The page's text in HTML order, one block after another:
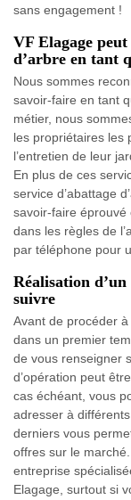
sans engagement !
VF Elagage
d’arbre en tant
Nous sommes
savoir-faire en tant
métier, nous
les propriétaires les
l’entretien de leur
En plus de ces
service d’abattage
savoir-faire éprouvé
dans les règles de
par téléphone pour
Réalisation
suivre
Avant de procéder
dans un premier
de vous renseigner
d’opération peut
cas échéant, vous
adresser à
derniers vous
offres sur le
entreprise
Elagage, surtout si